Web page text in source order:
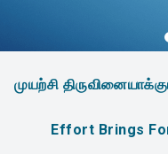
முயற்சி
Effort Brings